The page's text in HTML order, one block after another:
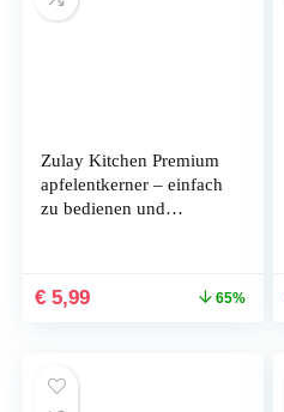
Zulay Kitchen Premium
apfelentkerner – einfach
zu bedienen und
honeycrisp, Gala und
€ 5,99 65%